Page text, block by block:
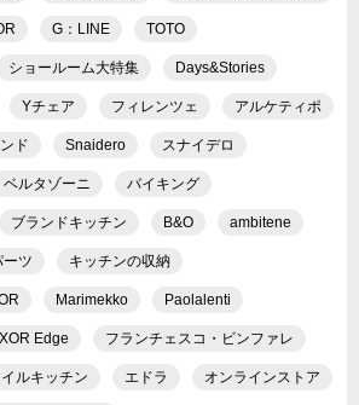
G：LINE TOTO
ショールーム大特集 Days&Stories
Yチェア フィレンツェ アルケティポ
ド Snaidero スナイデロ
ベルタゾーニ バイキング
ブランドキッチン B&O ambitene
ーツ キッチンの収納
Marimekko Paolalenti
Edge フランチェスコ・ビンファレ
ルキッチン エドラ オンラインストア